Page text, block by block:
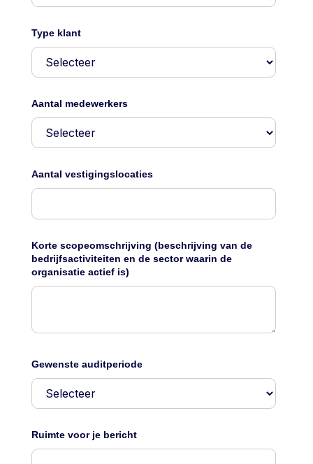
Type klant
Aantal medewerkers
Aantal vestigingslocaties
Korte scopeomschrijving (beschrijving van de
bedrijfsactiviteiten en de sector waarin de
organisatie actief is)
Gewenste auditperiode
Ruimte voor je bericht